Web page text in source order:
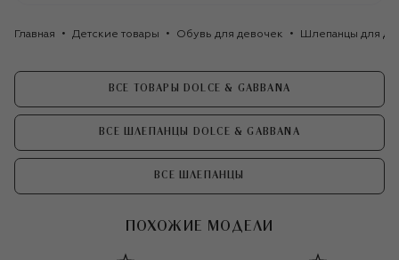
Главная Детские товары Обувь для девочек Шлепанцы для
ВСЕ ТОВАРЫ DOLCE & GABBANA
ВСЕ ШЛЕПАНЦЫ DOLCE & GABBANA
ВСЕ ШЛЕПАНЦЫ
ПОХОЖИЕ МОДЕЛИ